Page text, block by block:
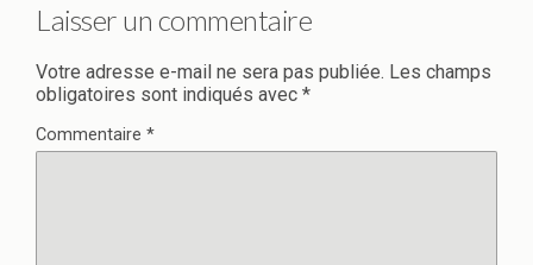
Laisser un commentaire
Votre adresse e-mail ne sera pas publiée. Les champs
obligatoires sont indiqués avec *
Commentaire *